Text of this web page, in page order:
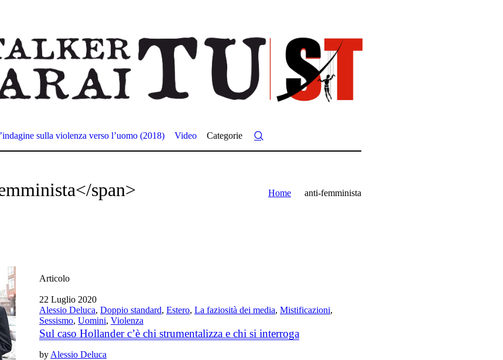
sulla violenza verso l’uomo (2018) Video Categorie
span> Home anti-femminista
Articolo
22 Luglio 2020
Alessio Deluca,Doppio standard,Estero,La faziosità dei media,Mistificazioni,
Sessismo,Uomini,Violenza
Sul caso Hollander c’è chi strumentalizza e chi si interroga
by Alessio Deluca